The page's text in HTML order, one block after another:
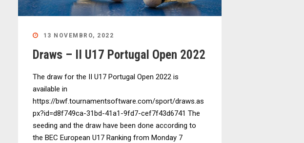
13 NOVEMBRO, 2022
Draws – II U17 Portugal Open 2022
The draw for the II U17 Portugal Open 2022 is
available in
https://bwf.tournamentsoftware.com/sport/draws.as
px?id=d8f749ca-31bd-41a1-9fd7-cef7f43d6741 The
seeding and the draw have been done according to
the BEC European U17 Ranking from Monday 7